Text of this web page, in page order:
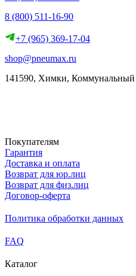
8 (800) 511-16-90
+7 (965) 369-17-04
shop@pneumax.ru
141590, Химки, Коммунальный
Покупателям
Гарантия
Доставка и оплата
Возврат для юр.лиц
Возврат для физ.лиц
Договор-оферта
Политика обработки данных
FAQ
Каталог